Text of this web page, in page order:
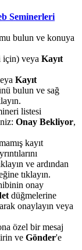
Seminerleri
bulun ve konuya
için) veya Kayıt
Kayıt
bulun ve sağ
listesi
Onay Bekliyor,
kayıt
ve ardından
tıklayın.
onay
düğmelerine
onaylayın veya
özel bir mesaj
ve Gönder'e